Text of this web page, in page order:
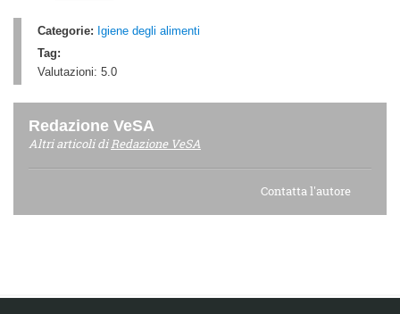
Categorie: Igiene degli alimenti
Tag:
Valutazioni: 5.0
Redazione VeSA
Altri articoli diRedazione VeSA
Contatta l'autore